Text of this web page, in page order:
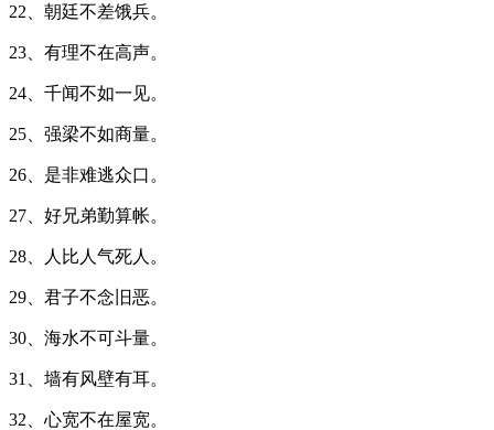
22、朝廷不差饿兵。
23、有理不在高声。
24、千闻不如一见。
25、强梁不如商量。
26、是非难逃众口。
27、好兄弟勤算帐。
28、人比人气死人。
29、君子不念旧恶。
30、海水不可斗量。
31、墙有风壁有耳。
32、心宽不在屋宽。